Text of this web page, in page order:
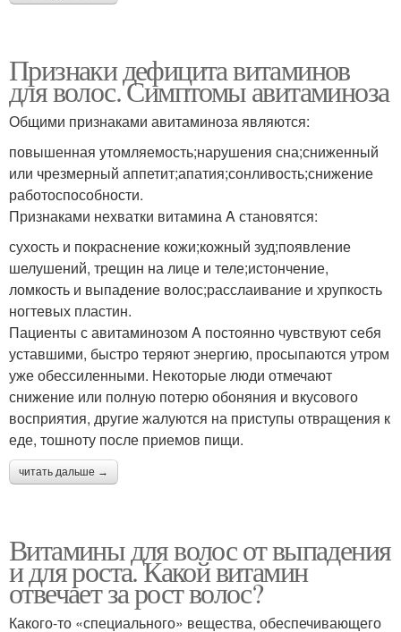
Признаки дефицита витаминов
для волос. Симптомы авитаминоза
Общими признаками авитаминоза являются:
повышенная утомляемость;нарушения сна;сниженный
или чрезмерный аппетит;апатия;сонливость;снижение
работоспособности.
Признаками нехватки витамина A становятся:
сухость и покраснение кожи;кожный зуд;появление
шелушений, трещин на лице и теле;истончение,
ломкость и выпадение волос;расслаивание и хрупкость
ногтевых пластин.
Пациенты с авитаминозом A постоянно чувствуют себя
уставшими, быстро теряют энергию, просыпаются утром
уже обессиленными. Некоторые люди отмечают
снижение или полную потерю обоняния и вкусового
восприятия, другие жалуются на приступы отвращения к
еде, тошноту после приемов пищи.
читать дальше →
Витамины для волос от выпадения
и для роста. Какой витамин
отвечает за рост волос?
Какого-то «специального» вещества, обеспечивающего